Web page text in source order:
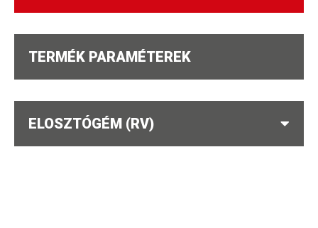
TERMÉK PARAMÉTEREK
ELOSZTÓGÉM (RV)